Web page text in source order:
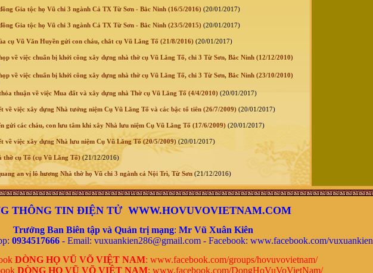
Gia tộc họ Vũ chi 3 ngành Cả TX Từ Sơn - Bắc Ninh (16/5/2016) (20/01/2017)
Gia tộc họ Vũ chi 3 ngành Cả TX Từ Sơn - Bắc Ninh (23/5/2015) (20/01/2017)
cụ Vũ Văn Huyền gửi con cháu, chắt cụ Vũ Lăng Tố (21/8/2016) (20/01/2017)
về việc chuẩn bị khởi công xây dựng nhà thờ cụ Vũ Lăng Tố, chi 3 Từ Sơn, Bắc Ninh (12/12/2010)
về việc chuẩn bị khởi công xây dựng nhà thờ cụ Vũ Lăng Tố, chi 3 Từ Sơn, Bắc Ninh (23/10/2010)
thuận về việc Mua đất và xây dựng nhà Thờ cụ Vũ Lăng Tố (4/4/2010) (20/01/2017)
về việc xây dựng Nhà tưởng niệm Cụ Vũ Lăng Tố và các bậc tổ tiên (26/7/2009) (20/01/2017)
gửi các cháu, con lưu tâm khi xây Nhà lưu niệm Cụ Vũ Lăng Tố (17/6/2009) (20/01/2017)
về việc xây dựng Nhà lưu niệm Cụ Vũ Lăng Tố (20/5/2009)(20/01/2017)
thờ cụ Tổ (cụ Vũ Lăng Tố)(21/12/2016)
an vị lô hương Nhà thờ họ Vũ chi 3 ngành cả Nội Trì, Từ Sơn (21/12/2016)
THÔNG TIN ĐIỆN TỬ WWW.HOVUVOVIETNAM.COM
Trưởng Ban Biên tập và Quản trị mạng: Mr Vũ Xuân Kiên
0934517666 - Email: vuxuankien286@gmail.com - Facebook: www.facebook.com/vuxuankien
DÒNG HỌ VŨ VÕ VIỆT NAM: www.facebook.com/groups/hovuvovietnam/
DÒNG HỌ VŨ VÕ VIỆT NAM: www.facebook.com/DongHoVuVoVietNam/